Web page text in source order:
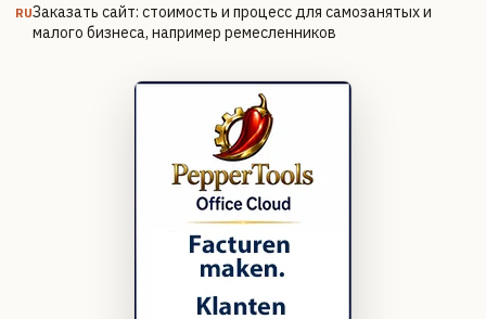
RUЗаказать сайт: стоимость и процесс для самозанятых и
малого бизнеса, например ремесленников